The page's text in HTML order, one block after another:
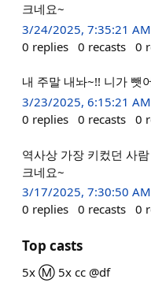
크네요~
3/24/2025, 7:35:21 AM
0 replies 0 recasts 0
내 주말 내놔~!! 니가 뺏
3/23/2025, 6:15:21 AM
0 replies 0 recasts 0
역사상 가장 키컸던 사
크네요~
3/17/2025, 7:30:50 AM
0 replies 0 recasts 0
Top casts
5x Ⓜ️ 5x cc @df